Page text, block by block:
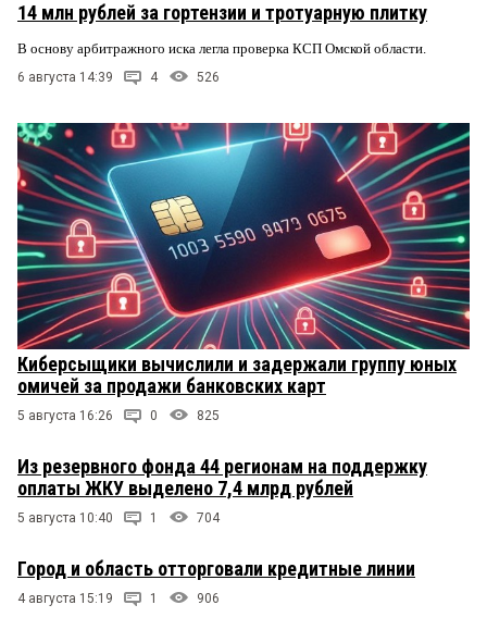
14 млн рублей за гортензии и тротуарную плитку
В основу арбитражного иска легла проверка КСП Омской области.
6 августа 14:39 4 526
Киберсыщики вычислили и задержали группу юных
омичей за продажи банковских карт
5 августа 16:26 0 825
Из резервного фонда 44 регионам на поддержку
оплаты ЖКУ выделено 7,4 млрд рублей
5 августа 10:40 1 704
Город и область отторговали кредитные линии
4 августа 15:19 1 906